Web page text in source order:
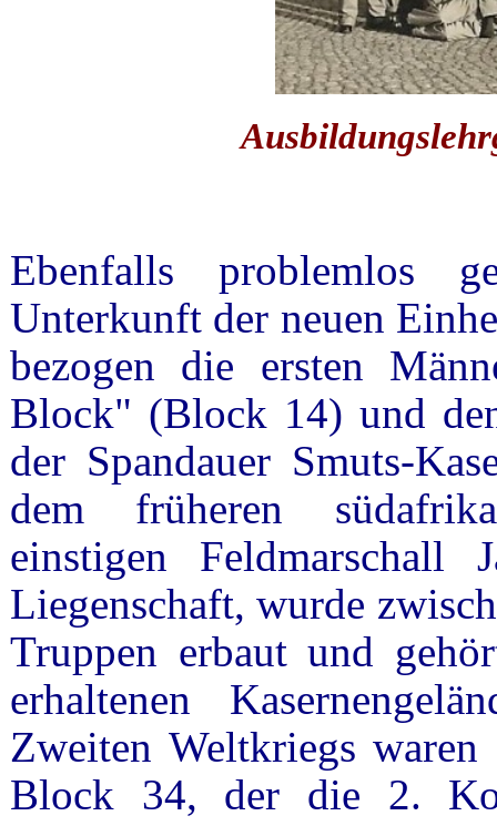
Ebenfalls problemlos
Unterkunft der neuen
bezogen die ersten
Block" (Block 14) und
der Spandauer Smuts-
dem früheren
einstigen Feldmarschall
Liegenschaft, wurde
Truppen erbaut und
erhaltenen
Zweiten Weltkriegs
Block 34, der die 2.